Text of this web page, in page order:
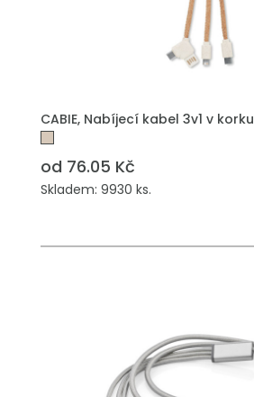
CABIE, Nabíjecí kabel 3v1 v korku
od 76.05 Kč
Skladem: 9930 ks.